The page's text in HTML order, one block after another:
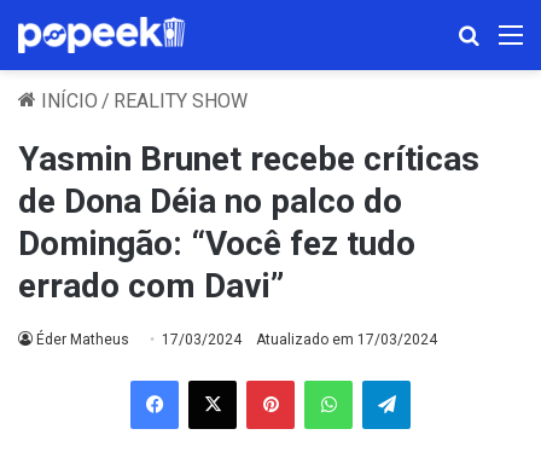
INÍCIO / REALITY SHOW
Yasmin Brunet recebe críticas
de Dona Déia no palco do
Domingão: “Você fez tudo
errado com Davi”
Éder Matheus 17/03/2024 Atualizado em 17/03/2024
Facebook
X PinterestWhatsAppTelegram